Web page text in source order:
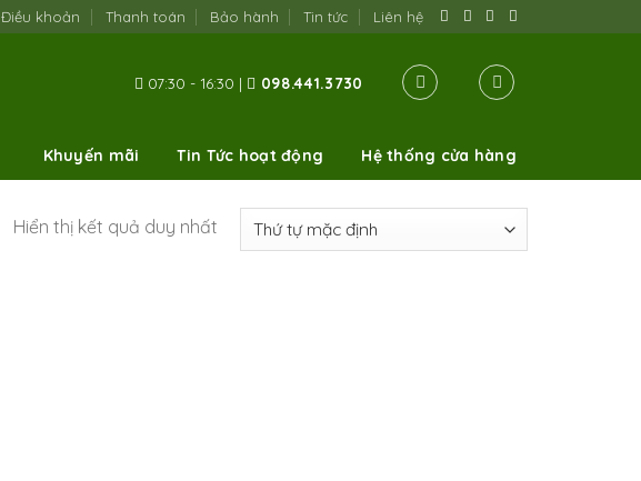
Điều khoản Thanh toán Bảo hành Tin tức Liên hệ
07:30 - 16:30 | 098.441.3730
Khuyến mãi Tin Tức hoạt động Hệ thống cửa hàng
Hiển thị kết quả duy nhất